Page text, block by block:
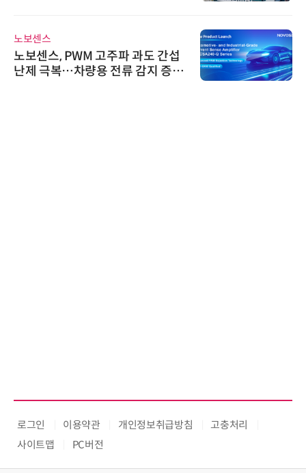
노보센스
노보센스, PWM 고주파 과도 간섭
난제 극복…차량용 전류 감지 증폭
로그인 이용약관 개인정보취급방침
고충처리
사이트맵
PC버전